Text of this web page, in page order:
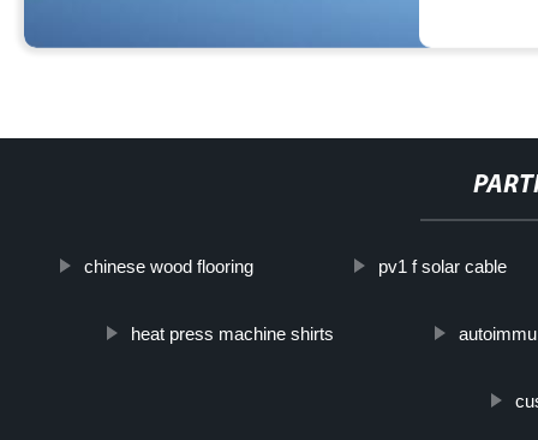
chinese wood flooring pv1 f solar cable
heat press machine shirts